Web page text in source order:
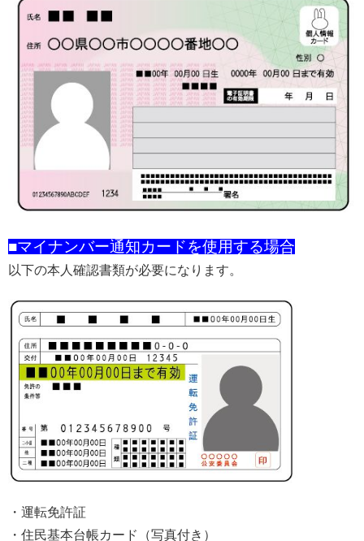
■マイナンバー通知カードを使用する場合
以下の本人確認書類が必要になります。
・運転免許証
・住民基本台帳カード（写真付き）